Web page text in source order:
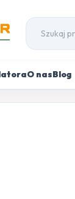
O nasBlog